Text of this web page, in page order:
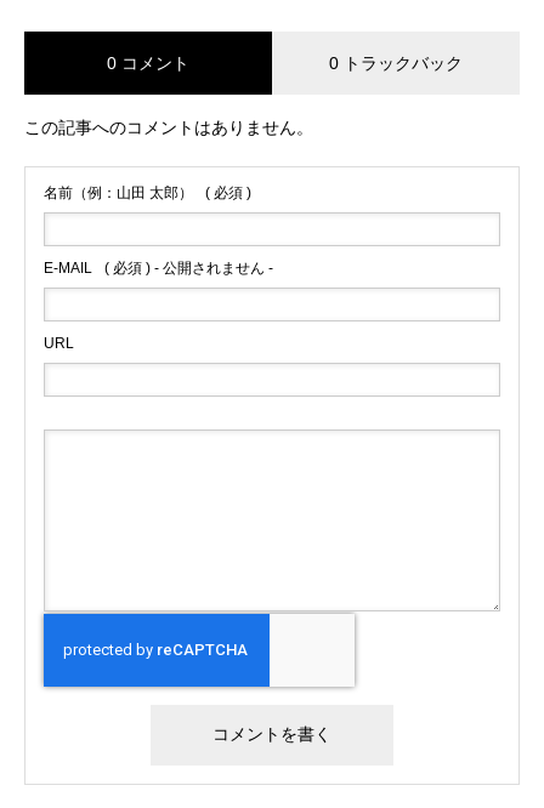
0 コメント 0 トラックバック
この記事へのコメントはありません。
名前（例：山田 太郎） ( 必須 )
E-MAIL ( 必須 ) - 公開されません -
URL